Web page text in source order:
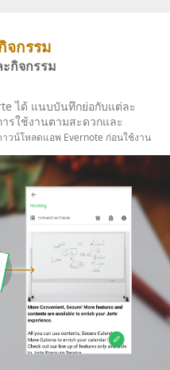
จกรรม
กิจกรรม
ได้ แนบบันทึกย่อกับแต่ละ
รใช้งานตามสะดวกและ
วน์โหลดแอพ Evernote ก่อนใช้งาน